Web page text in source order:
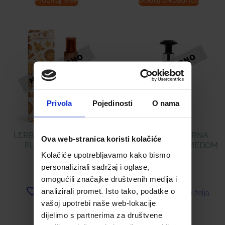
Privola Pojedinosti O nama
Ova web-stranica koristi kolačiće
Kolačiće upotrebljavamo kako bismo
personalizirali sadržaj i oglase,
omogućili značajke društvenih medija i
analizirali promet. Isto tako, podatke o
vašoj upotrebi naše web-lokacije
dijelimo s partnerima za društvene
LERBOLARIO BERRIES
FLUID ZA TIJELO
21,33€
Dodaj u listu želja
Pročitaj više
APIVITA MICELARNA
VODA S RUŽOM I MEDOM
Dodaj u listu želja
Pročitaj više